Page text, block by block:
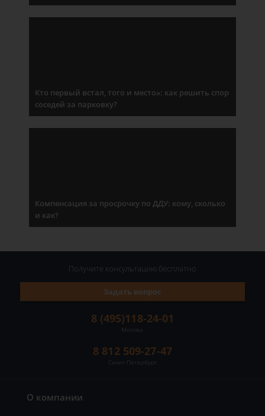
Кто первый встал, того и место»: как решить спор
соседей за парковку?
Компенсация за просрочку по ДДУ: кому, сколько
и как?
О компании
8 (495)118-24-01
Москва
8 812 509-27-47
Санкт-Петербург
Задать вопрос
Получите консультацию бесплатно